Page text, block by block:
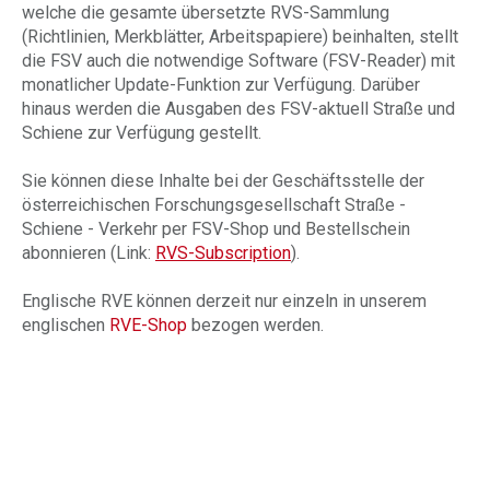
welche die gesamte übersetzte RVS-Sammlung
(Richtlinien, Merkblätter, Arbeitspapiere) beinhalten, stellt
die FSV auch die notwendige Software (FSV-Reader) mit
monatlicher Update-Funktion zur Verfügung. Darüber
hinaus werden die Ausgaben des FSV-aktuell Straße und
Schiene zur Verfügung gestellt.
Sie können diese Inhalte bei der Geschäftsstelle der
österreichischen Forschungsgesellschaft Straße -
Schiene - Verkehr per FSV-Shop und Bestellschein
abonnieren (Link: RVS-Subscription).
Englische RVE können derzeit nur einzeln in unserem
englischen RVE-Shop bezogen werden.